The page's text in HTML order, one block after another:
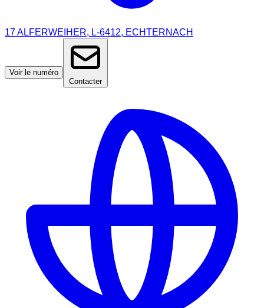
17 ALFERWEIHER, L-6412, ECHTERNACH
Voir le numéro
Contacter